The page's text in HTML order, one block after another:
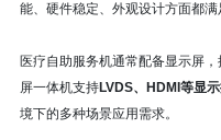
能、硬件稳定、外观设计方面都满
医疗自助服务机通常配备显示屏
屏一体机支持LVDS、HDMI等显示
境下的多种场景应用需求。